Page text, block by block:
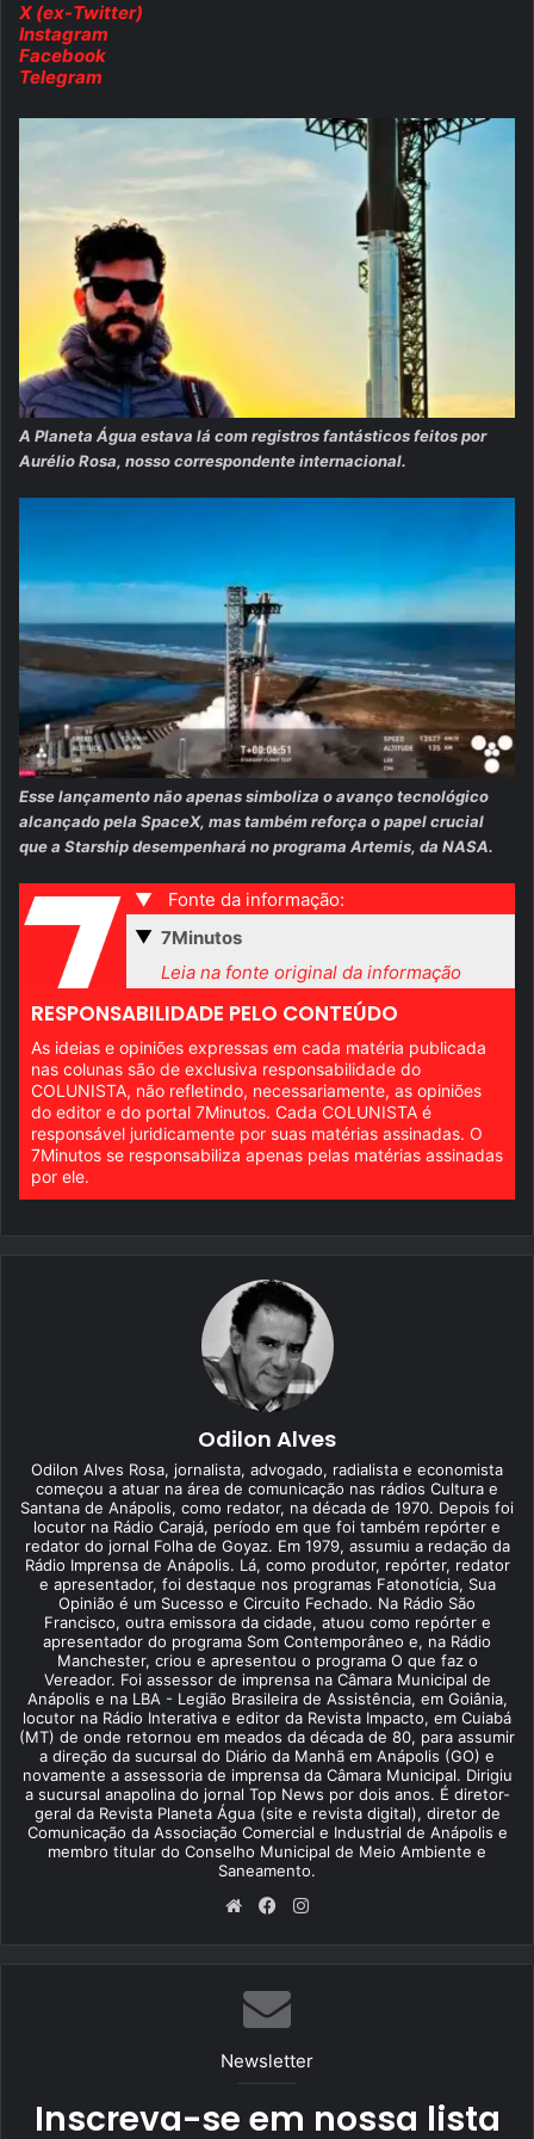
X (ex-Twitter)
Instagram
Facebook
Telegram
A Planeta Água estava lá com registros fantásticos feitos por
Aurélio Rosa, nosso correspondente internacional.
Esse lançamento não apenas simboliza o avanço tecnológico
alcançado pela SpaceX, mas também reforça o papel crucial
que a Starship desempenhará no programa Artemis, da NASA.
▼
Fonte da informação:
▼ 7Minutos
Leia na fonte original da informação
RESPONSABILIDADE PELO CONTEÚDO
As ideias e opiniões expressas em cada matéria publicada
nas colunas são de exclusiva responsabilidade do
COLUNISTA, não refletindo, necessariamente, as opiniões
do editor e do portal 7Minutos. Cada COLUNISTA é
responsável juridicamente por suas matérias assinadas. O
7Minutos se responsabiliza apenas pelas matérias assinadas
por ele.
Odilon Alves
Odilon Alves Rosa, jornalista, advogado, radialista e economista
começou a atuar na área de comunicação nas rádios Cultura e
Santana de Anápolis, como redator, na década de 1970. Depois foi
locutor na Rádio Carajá, período em que foi também repórter e
redator do jornal Folha de Goyaz. Em 1979, assumiu a redação da
Rádio Imprensa de Anápolis. Lá, como produtor, repórter, redator
e apresentador, foi destaque nos programas Fatonotícia, Sua
Opinião é um Sucesso e Circuito Fechado. Na Rádio São
Francisco, outra emissora da cidade, atuou como repórter e
apresentador do programa Som Contemporâneo e, na Rádio
Manchester, criou e apresentou o programa O que faz o
Vereador. Foi assessor de imprensa na Câmara Municipal de
Anápolis e na LBA - Legião Brasileira de Assistência, em Goiânia,
locutor na Rádio Interativa e editor da Revista Impacto, em Cuiabá
(MT) de onde retornou em meados da década de 80, para assumir
a direção da sucursal do Diário da Manhã em Anápolis (GO) e
novamente a assessoria de imprensa da Câmara Municipal. Dirigiu
a sucursal anapolina do jornal Top News por dois anos. É diretor-
geral da Revista Planeta Água (site e revista digital), diretor de
Comunicação da Associação Comercial e Industrial de Anápolis e
membro titular do Conselho Municipal de Meio Ambiente e
Saneamento.
We
Fa
ok
Newsletter
Inscreva-se em nossa lista